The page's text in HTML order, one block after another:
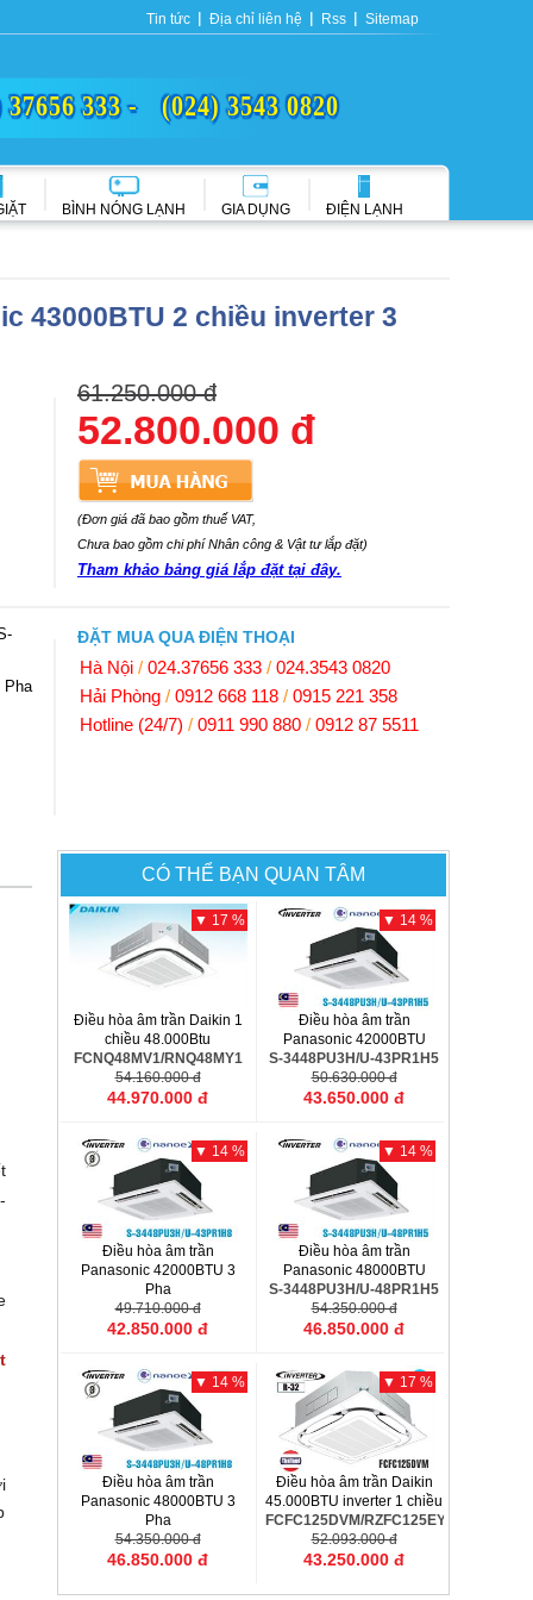
Tin tức Địa chỉ liên hệ Rss Sitemap
37656 333 - (024) 3543 0820
BÌNH NÓNG LẠNH GIA DỤNG ĐIỆN LẠNH
43000BTU 2 chiều inverter 3
61.250.000 đ
52.800.000 đ
(Đơn giá đã bao gồm thuế VAT,
Chưa bao gồm chi phí Nhân công & Vật tư lắp đặt)
Tham khảo bảng giá lắp đặt tại đây.
Pha
ĐẶT MUA QUA ĐIỆN THOẠI
Hà Nội / 024.37656 333 / 024.3543 0820
Hải Phòng / 0912 668 118 / 0915 221 358
Hotline (24/7) / 0911 990 880 / 0912 87 5511
CÓ THỂ BẠN QUAN TÂM
▼ 17 %
Điều hòa âm trần Daikin 1
chiều 48.000Btu
FCNQ48MV1/RNQ48MY1
54.160.000 đ
44.970.000 đ
▼ 14 %
Điều hòa âm trần
Panasonic 42000BTU
S-3448PU3H/U-43PR1H5
50.630.000 đ
43.650.000 đ
▼ 14 %
Điều hòa âm trần
Panasonic 42000BTU 3
Pha
S-3448PU3H/U-43PR1H8
49.710.000 đ
42.850.000 đ
▼ 14 %
Điều hòa âm trần
Panasonic 48000BTU
S-3448PU3H/U-48PR1H5
54.350.000 đ
46.850.000 đ
▼ 14 %
Điều hòa âm trần
Panasonic 48000BTU 3
Pha
S-3448PU3H/U-48PR1H8
54.350.000 đ
46.850.000 đ
▼ 17 %
Điều hòa âm trần Daikin
45.000BTU inverter 1 chiều
FCFC125DVM/RZFC125EY1
52.093.000 đ
43.250.000 đ